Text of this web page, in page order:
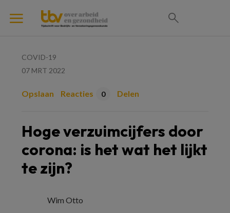
COVID-19
07 MRT 2022
Opslaan Reacties 0 Delen
Hoge verzuimcijfers door
corona: is het wat het lijkt
te zijn?
Wim Otto